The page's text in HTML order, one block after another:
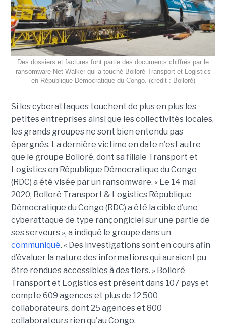
Des dossiers et factures font partie des documents chiffrés par le
ransomware Net Walker qui a touché Bolloré Transport et Logistics
en République Démocratique du Congo. (crédit : Bolloré)
Si les cyberattaques touchent de plus en plus les
petites entreprises ainsi que les collectivités locales,
les grands groupes ne sont bien entendu pas
épargnés. La dernière victime en date n'est autre
que le groupe Bolloré, dont sa filiale Transport et
Logistics en République Démocratique du Congo
(RDC) a été visée par un ransomware. « Le 14 mai
2020, Bolloré Transport & Logistics République
Démocratique du Congo (RDC) a été la cible d’une
cyberattaque de type rançongiciel sur une partie de
ses serveurs », a indiqué le groupe dans un
communiqué. « Des investigations sont en cours afin
d’évaluer la nature des informations qui auraient pu
être rendues accessibles à des tiers. » Bolloré
Transport et Logistics est présent dans 107 pays et
compte 609 agences et plus de 12 500
collaborateurs, dont 25 agences et 800
collaborateurs rien qu'au Congo.